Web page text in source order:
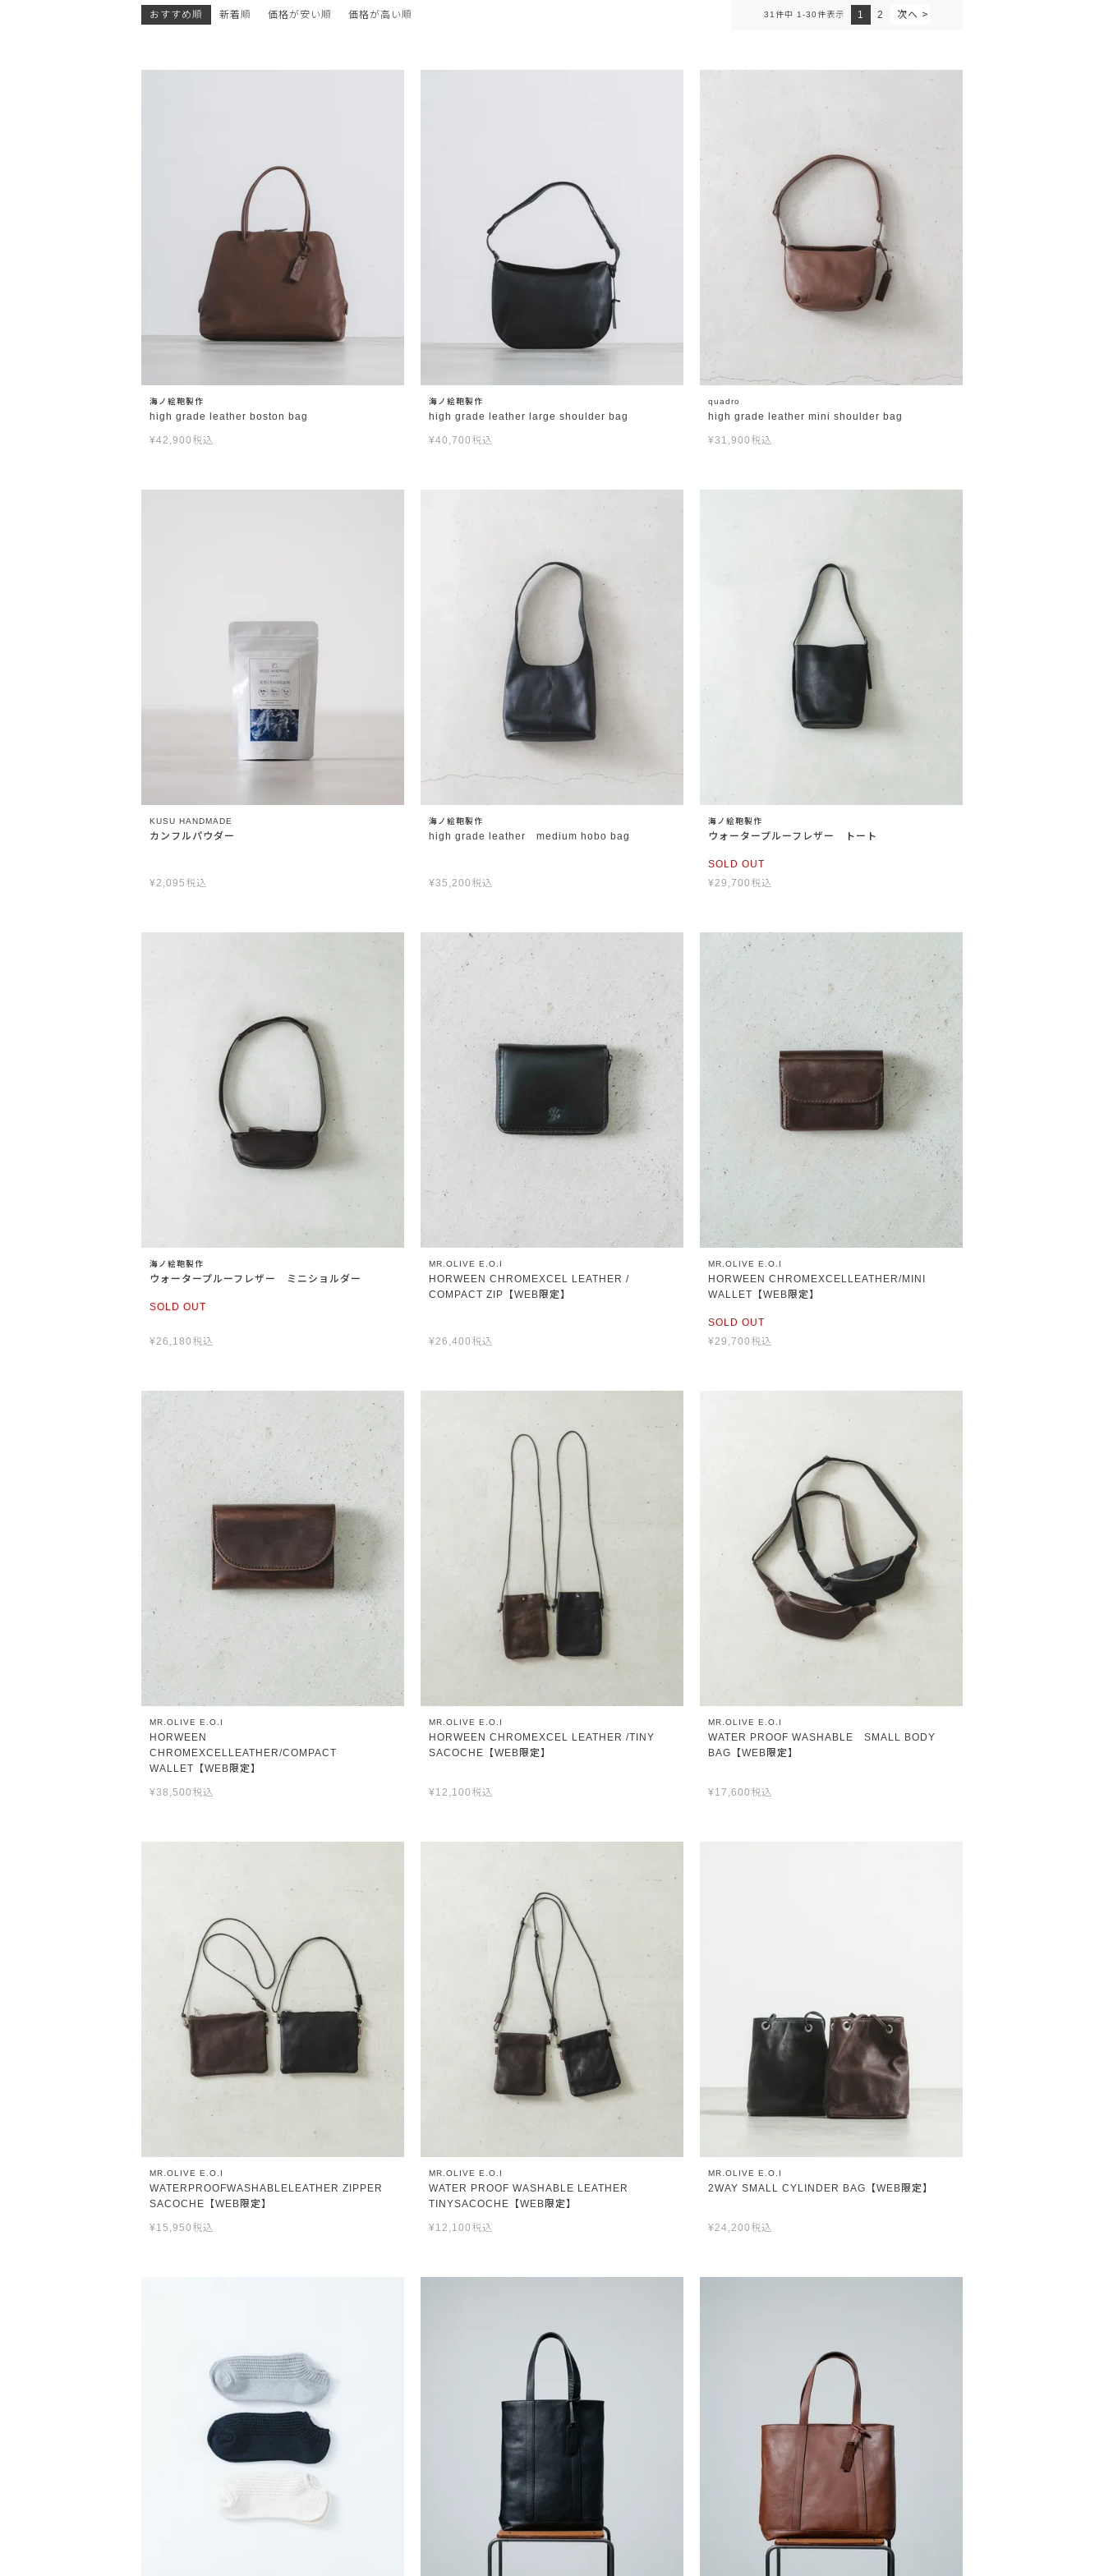
おすすめ順 新着順 価格が安い順 価格が高い順 31件中 1-30件表示 1 2
海ノ絵鞄製作
high grade leather boston bag
¥42,900 税込
海ノ絵鞄製作
high grade leather large shoulder bag
¥40,700 税込
quadro
high grade leather mini shoulder bag
¥31,900 税込
KUSU HANDMADE
カンフルパウダー
¥2,095 税込
海ノ絵鞄製作
high grade leather medium hobo bag
¥35,200 税込
海ノ絵鞄製作
ウォータープルーフレザー トート
SOLD OUT
¥29,700 税込
海ノ絵鞄製作
ウォータープルーフレザー ミニショルダー
SOLD OUT
¥26,180 税込
MR.OLIVE E.O.I
HORWEEN CHROMEXCEL LEATHER /
COMPACT ZIP【WEB限定】
¥26,400 税込
MR.OLIVE E.O.I
HORWEEN CHROMEXCELLEATHER/MINI
WALLET【WEB限定】
SOLD OUT
¥29,700 税込
MR.OLIVE E.O.I
HORWEEN
CHROMEXCELLEATHER/COMPACT
WALLET【WEB限定】
¥38,500 税込
MR.OLIVE E.O.I
HORWEEN CHROMEXCEL LEATHER /TINY
SACOCHE【WEB限定】
¥12,100 税込
MR.OLIVE E.O.I
WATER PROOF WASHABLE SMALL BODY
BAG【WEB限定】
¥17,600 税込
MR.OLIVE E.O.I
WATERPROOFWASHABLELEATHER ZIPPER
SACOCHE【WEB限定】
¥15,950 税込
MR.OLIVE E.O.I
WATER PROOF WASHABLE LEATHER
TINYSACOCHE【WEB限定】
¥12,100 税込
MR.OLIVE E.O.I
2WAY SMALL CYLINDER BAG【WEB限定】
¥24,200 税込